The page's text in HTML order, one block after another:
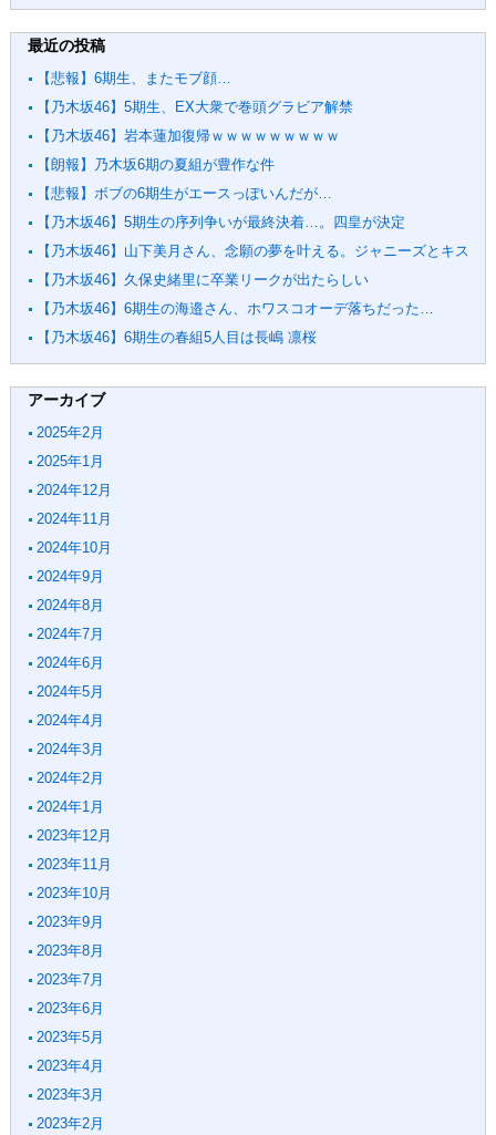
最近の投稿
【悲報】6期生、またモブ顔…
【乃木坂46】5期生、EX大衆で巻頭グラビア解禁
【乃木坂46】岩本蓮加復帰ｗｗｗｗｗｗｗｗｗ
【朗報】乃木坂6期の夏組が豊作な件
【悲報】ボブの6期生がエースっぽいんだが…
【乃木坂46】5期生の序列争いが最終決着…。四皇が決定
【乃木坂46】山下美月さん、念願の夢を叶える。ジャニーズとキス
【乃木坂46】久保史緒里に卒業リークが出たらしい
【乃木坂46】6期生の海邉さん、ホワスコオーデ落ちだった…
【乃木坂46】6期生の春組5人目は長嶋 凛桜
アーカイブ
2025年2月
2025年1月
2024年12月
2024年11月
2024年10月
2024年9月
2024年8月
2024年7月
2024年6月
2024年5月
2024年4月
2024年3月
2024年2月
2024年1月
2023年12月
2023年11月
2023年10月
2023年9月
2023年8月
2023年7月
2023年6月
2023年5月
2023年4月
2023年3月
2023年2月